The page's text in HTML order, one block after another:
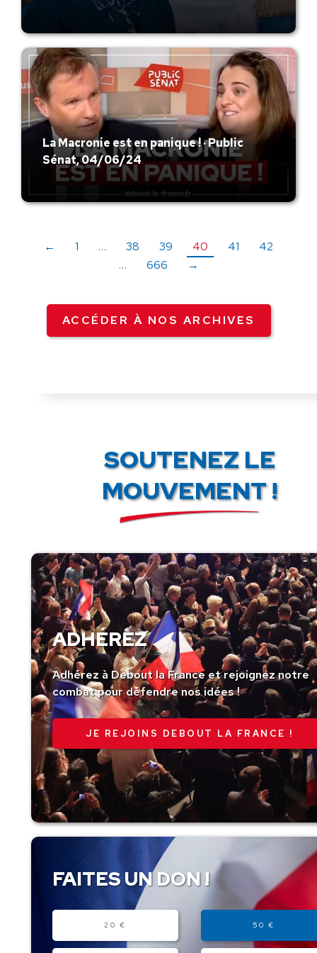
La Macronie est en panique ! · Public
Sénat, 04/06/24
← 1 … 38 39 40 41
42
…
666 →
ACCÉDER À NOS ARCHIVES
SOUTENEZ LE
MOUVEMENT !
ADHÉREZ
Adhérez à Debout la France et rejoignez notre
combat pour défendre nos idées !
JE REJOINS DEBOUT LA FRANCE !
FAITES UN DON !
20 € 50 €